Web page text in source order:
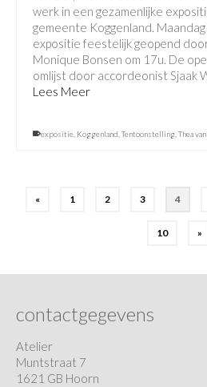
werk in een gezamenlijke
gemeente Koggenland.
expositie feestelijk geopend
Monique Bonsen om 17u. De
omlijst door accordeonist Sjaak
Lees Meer
expositie Koggenland Tentoonstelling Thea
« 1 2 3 4
10 »
contactgegevens
Atelier
Muntstraat 7
1621 GB Hoorn